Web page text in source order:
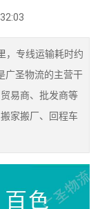
，专线运输耗时约
广圣物流的主营干
易商、批发商等
家搬厂、回程车